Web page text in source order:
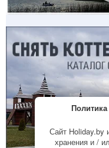
Сайт Holiday.by
хранения и /